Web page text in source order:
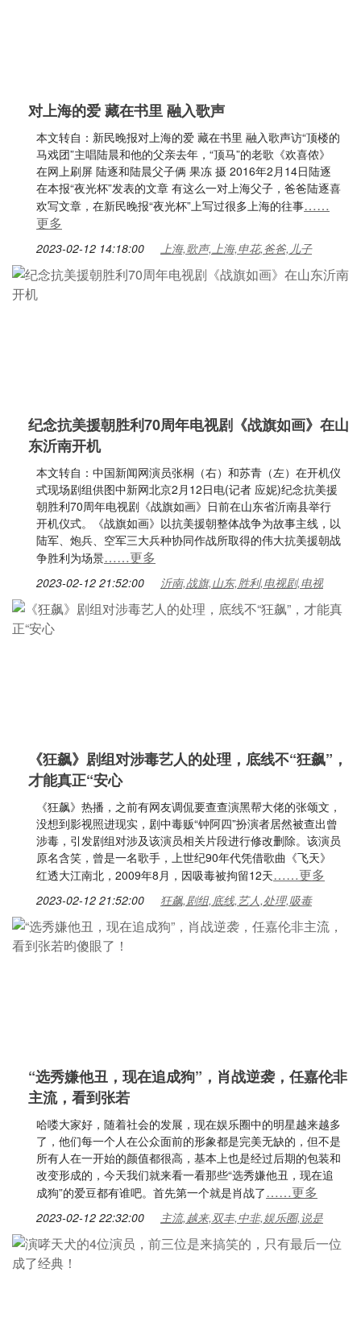
对上海的爱 藏在书里 融入歌声
本文转自：新民晚报对上海的爱 藏在书里 融入歌声访“顶楼的
马戏团”主唱陆晨和他的父亲去年，“顶马”的老歌《欢喜侬》
在网上刷屏 陆逐和陆晨父子俩 果冻 摄 2016年2月14日陆逐
在本报“夜光杯”发表的文章 有这么一对上海父子，爸爸陆逐喜
欢写文章，在新民晚报“夜光杯”上写过很多上海的往事……
更多
2023-02-12 14:18:00 上海,歌声,上海,申花,爸爸,儿子
纪念抗美援朝胜利70周年电视剧《战旗如画》在山
东沂南开机
本文转自：中国新闻网演员张桐（右）和苏青（左）在开机仪
式现场剧组供图中新网北京2月12日电(记者 应妮)纪念抗美援
朝胜利70周年电视剧《战旗如画》日前在山东省沂南县举行
开机仪式。《战旗如画》以抗美援朝整体战争为故事主线，以
陆军、炮兵、空军三大兵种协同作战所取得的伟大抗美援朝战
争胜利为场景……更多
2023-02-12 21:52:00 沂南,战旗,山东,胜利,电视剧,电视
《狂飙》剧组对涉毒艺人的处理，底线不“狂飙”，
才能真正“安心
《狂飙》热播，之前有网友调侃要查查演黑帮大佬的张颂文，
没想到影视照进现实，剧中毒贩“钟阿四”扮演者居然被查出曾
涉毒，引发剧组对涉及该演员相关片段进行修改删除。该演员
原名含笑，曾是一名歌手，上世纪90年代凭借歌曲《飞天》
红透大江南北，2009年8月，因吸毒被拘留12天……更多
2023-02-12 21:52:00 狂飙,剧组,底线,艺人,处理,吸毒
“选秀嫌他丑，现在追成狗”，肖战逆袭，任嘉伦非
主流，看到张若
哈喽大家好，随着社会的发展，现在娱乐圈中的明星越来越多
了，他们每一个人在公众面前的形象都是完美无缺的，但不是
所有人在一开始的颜值都很高，基本上也是经过后期的包装和
改变形成的，今天我们就来看一看那些“选秀嫌他丑，现在追
成狗”的爱豆都有谁吧。首先第一个就是肖战了……更多
2023-02-12 22:32:00 主流,越来,双丰,中非,娱乐圈,说是